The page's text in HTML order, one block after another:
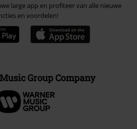
large app en profiteer van alle nieuwe
en voordelen!
Group Company